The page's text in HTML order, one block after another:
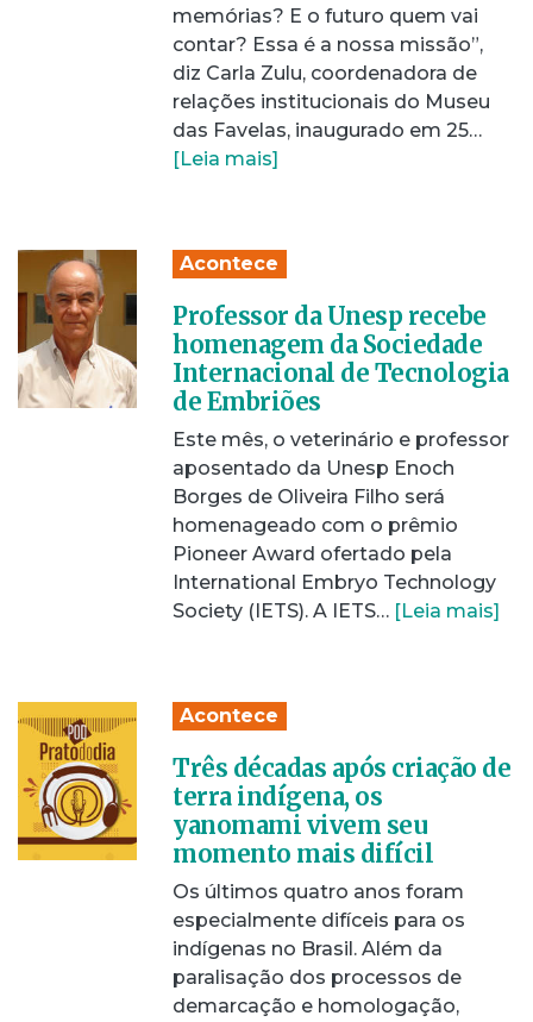
memórias? E o futuro quem vai
contar? Essa é a nossa missão”,
diz Carla Zulu, coordenadora de
relações institucionais do Museu
das Favelas, inaugurado em 25…
[Leia mais]
Acontece
Professor da Unesp recebe
homenagem da Sociedade
Internacional de Tecnologia
de Embriões
Este mês, o veterinário e professor
aposentado da Unesp Enoch
Borges de Oliveira Filho será
homenageado com o prêmio
Pioneer Award ofertado pela
International Embryo Technology
Society (IETS). A IETS… [Leia mais]
Acontece
Três décadas após criação de
terra indígena, os
yanomami vivem seu
momento mais difícil
Os últimos quatro anos foram
especialmente difíceis para os
indígenas no Brasil. Além da
paralisação dos processos de
demarcação e homologação,